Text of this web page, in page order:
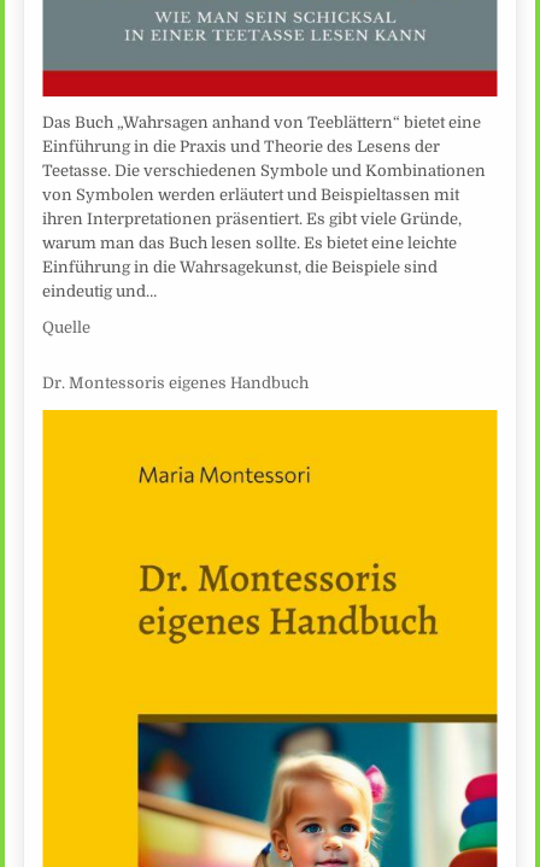
Das Buch „Wahrsagen anhand von Teeblättern“ bietet eine
Einführung in die Praxis und Theorie des Lesens der
Teetasse. Die verschiedenen Symbole und Kombinationen
von Symbolen werden erläutert und Beispieltassen mit
ihren Interpretationen präsentiert. Es gibt viele Gründe,
warum man das Buch lesen sollte. Es bietet eine leichte
Einführung in die Wahrsagekunst, die Beispiele sind
eindeutig und…
Quelle
Dr. Montessoris eigenes Handbuch